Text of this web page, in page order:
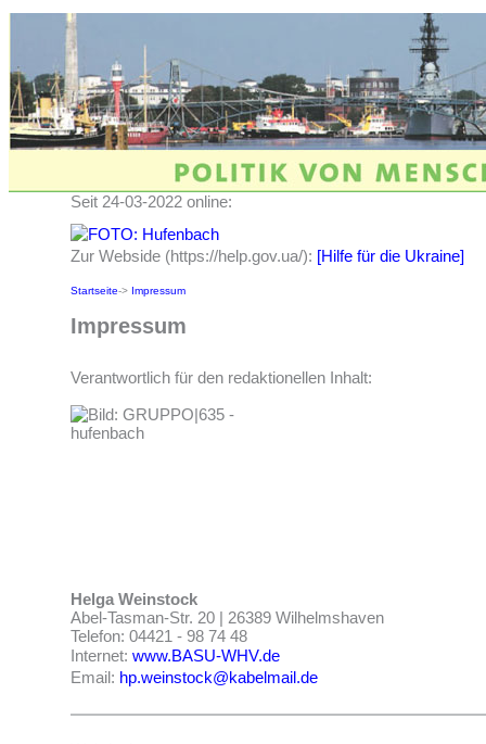
Seit 24-03-2022 online:
Zur Webside (https://help.gov.ua/): [Hilfe für die Ukraine]
Startseite-> Impressum
Impressum
Verantwortlich für den redaktionellen Inhalt:
Helga Weinstock
Abel-Tasman-Str. 20 | 26389 Wilhelmshaven
Telefon: 04421 - 98 74 48
Internet: www.BASU-WHV.de
Email: hp.weinstock@kabelmail.de